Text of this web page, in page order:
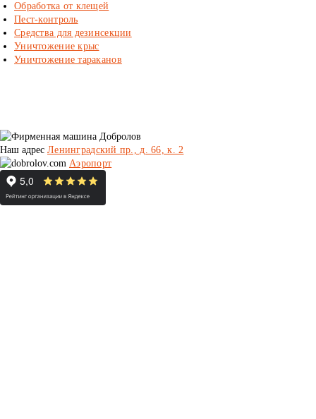
Обработка от клещей
Пест-контроль
Средства для дезинсекции
Уничтожение крыс
Уничтожение тараканов
Наш адрес Ленинградский пр., д. 66, к. 2
Аэропорт